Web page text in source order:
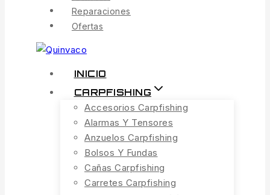
Reparaciones
Ofertas
INICIO
CARPFISHING
Accesorios Carpfishing
Alarmas Y Tensores
Anzuelos Carpfishing
Bolsos Y Fundas
Cañas Carpfishing
Carretes Carpfishing